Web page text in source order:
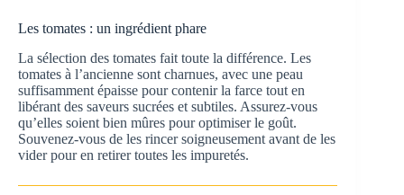
Les tomates : un ingrédient phare
La sélection des tomates fait toute la différence. Les
tomates à l’ancienne sont charnues, avec une peau
suffisamment épaisse pour contenir la farce tout en
libérant des saveurs sucrées et subtiles. Assurez-vous
qu’elles soient bien mûres pour optimiser le goût.
Souvenez-vous de les rincer soigneusement avant de les
vider pour en retirer toutes les impuretés.